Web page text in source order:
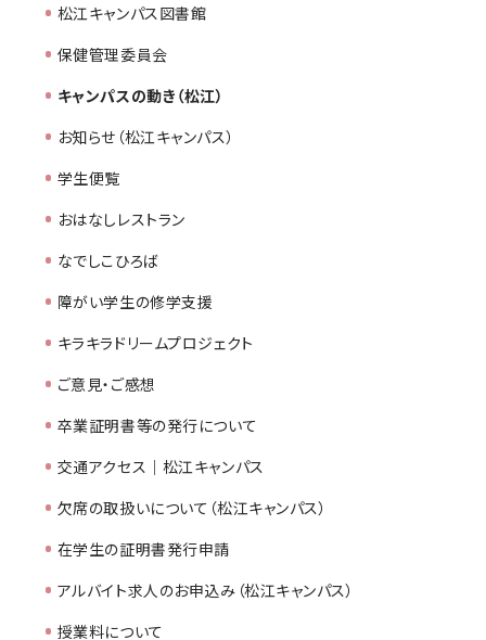
松江キャンパス図書館
保健管理委員会
キャンパスの動き（松江）
お知らせ（松江キャンパス）
学生便覧
おはなしレストラン
なでしこひろば
障がい学生の修学支援
キラキラドリームプロジェクト
ご意見・ご感想
卒業証明書等の発行について
交通アクセス｜松江キャンパス
欠席の取扱いについて（松江キャンパス）
在学生の証明書発行申請
アルバイト求人のお申込み（松江キャンパス）
授業料について